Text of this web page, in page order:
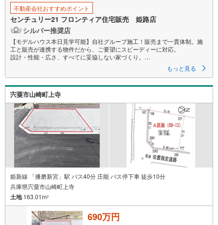
不動産会社おすすめポイント
センチュリー21 フロンティア住宅販売 姫路店
シルバー推奨店
【モデルハウス本日見学可能】自社グループ施工！販売まで一貫体制。施
工と販売が連携する物件だから、ご要望にスピーディーに対応。
設計・性能・広さ、すべてに妥協しない家づくり。
～自社ブランド物件:建売価格で「理想」を諦めない住まい～
■なぜ建売価格で「理想」が叶うのか？
施工から販売までグループ内で完結させることで中間コストを徹底カッ
ト。その分を「広さ」と「性能」に還元しました
■「お金の理想」も諦めない。専属FPによる無料相談
・家計の「見える化」で安心を
教育費や老後資金など将来の出費を数値化。一生涯の家計シミュレーショ
ンを作成します。
・プロならではのアドバイス
「最適な銀行は？」「今の年収で大丈夫？」といった疑問から住宅ローン
の最大活用まで、家計を守る具体的なプランをご提案
「自分らしい家」と「安心できる将来」
どちらもフロンティアで叶えませんか？
当日の現地見学・FP相談も受付中です
もっと見る
宍粟市山崎町上寺
姫新線 「播磨新宮」駅 バス40分 庄能 バス停下車 徒歩10分
兵庫県宍粟市山崎町上寺
土地163.01m2
690万円